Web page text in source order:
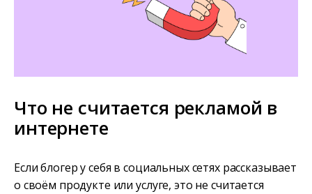
Что не считается рекламой в
интернете
Если блогер у себя в социальных сетях рассказывает
о своём продукте или услуге, это не считается